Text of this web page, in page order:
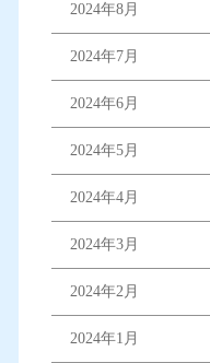
2024年8月
2024年7月
2024年6月
2024年5月
2024年4月
2024年3月
2024年2月
2024年1月